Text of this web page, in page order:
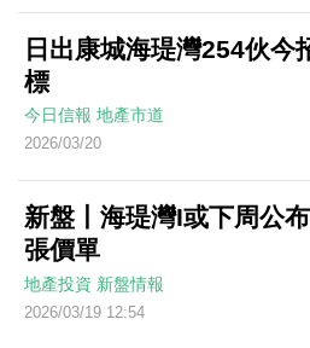
日出康城海瑅灣254伙今
標
今日信報 地產市道
2026/03/20
新盤丨海瑅灣I或下周公
張價單
地產投資 新盤情報
2026/03/19 12:54